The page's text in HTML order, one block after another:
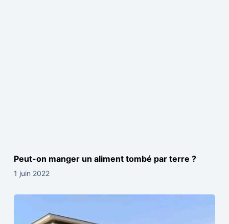
Peut-on manger un aliment tombé par terre ?
1 juin 2022